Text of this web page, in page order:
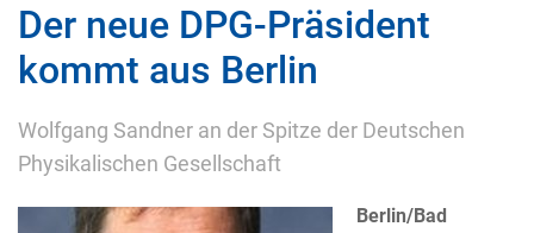
Der neue DPG-Präsident
kommt aus Berlin
Wolfgang Sandner an der Spitze der Deutschen
Physikalischen Gesellschaft
Berlin/Bad